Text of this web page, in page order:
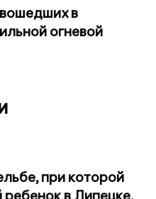
в
огневой
при которой
в Липецке,